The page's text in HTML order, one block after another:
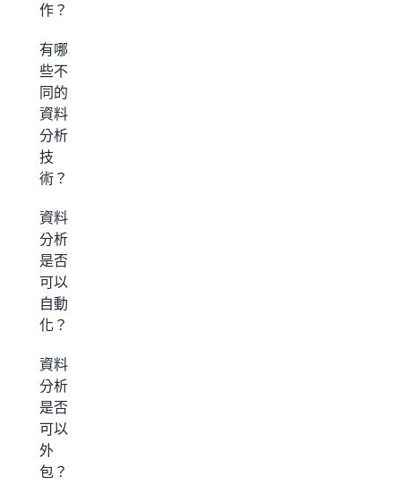
作？
有哪
些不
同的
資料
分析
技
術？
資料
分析
是否
可以
自動
化？
資料
分析
是否
可以
外
包？